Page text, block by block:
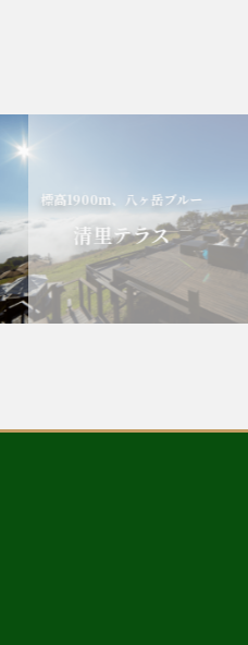
標高1900m、八ヶ岳ブルー
清里テラス